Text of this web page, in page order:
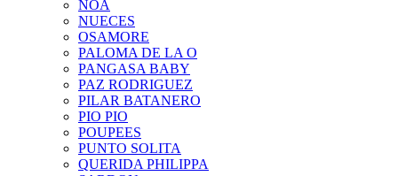
NOA
NUECES
OSAMORE
PALOMA DE LA O
PANGASA BABY
PAZ RODRIGUEZ
PILAR BATANERO
PIO PIO
POUPEES
PUNTO SOLITA
QUERIDA PHILIPPA